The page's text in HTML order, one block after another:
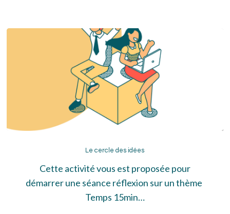
cercle
des
idées
Le cercle des idées
Cette activité vous est proposée pour
démarrer une séance réflexion sur un thème
Temps 15min…